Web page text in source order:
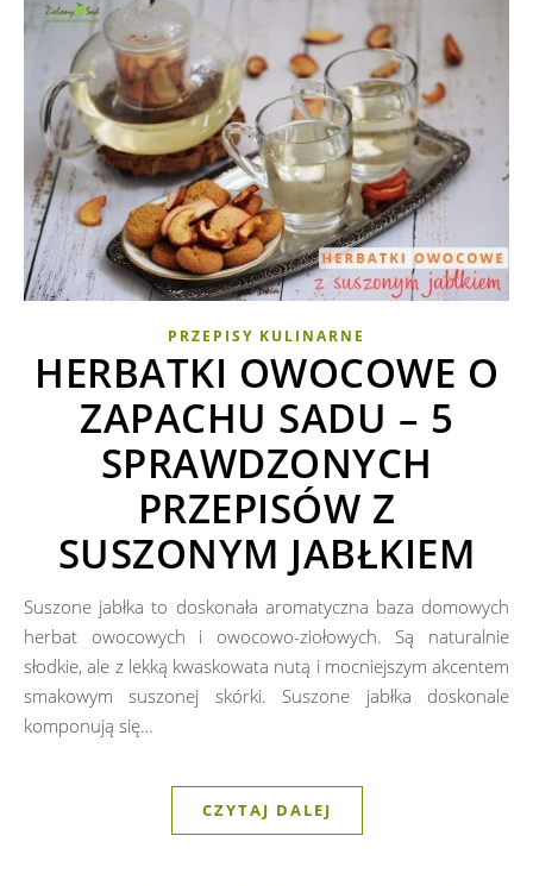
PRZEPISY KULINARNE
HERBATKI OWOCOWE O
ZAPACHU SADU – 5
SPRAWDZONYCH
PRZEPISÓW Z
SUSZONYM JABŁKIEM
Suszone jabłka to doskonała aromatyczna baza domowych
herbat owocowych i owocowo-ziołowych. Są naturalnie
słodkie, ale z lekką kwaskowata nutą i mocniejszym akcentem
smakowym suszonej skórki. Suszone jabłka doskonale
komponują się…
CZYTAJ DALEJ